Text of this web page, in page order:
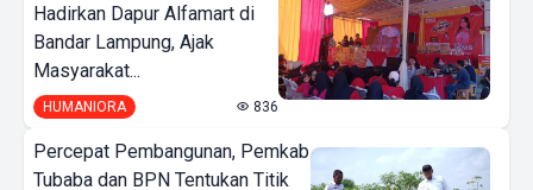
Hadirkan Dapur Alfamart di
Bandar Lampung, Ajak
Masyarakat...
HUMANIORA 836
Percepat Pembangunan, Pemkab
Tubaba dan BPN Tentukan Titik